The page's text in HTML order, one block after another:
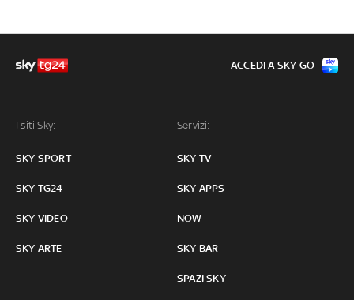
I siti Sky:
SKY SPORT
SKY TG24
SKY VIDEO
SKY ARTE
Servizi:
SKY TV
SKY APPS
NOW
SKY BAR
SPAZI SKY
ACCEDI A SKY GO